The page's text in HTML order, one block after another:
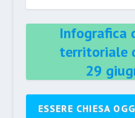
Infografica
territoriale
29
ESSERE CHIESA